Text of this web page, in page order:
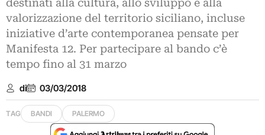
destinati alla cultura, allo sviluppo e alla
valorizzazione del territorio siciliano, incluse
iniziative d’arte contemporanea pensate per
Manifesta 12. Per partecipare al bando c’è
tempo fino al 31 marzo
di 03/03/2018
TAG BANDI PALERMO